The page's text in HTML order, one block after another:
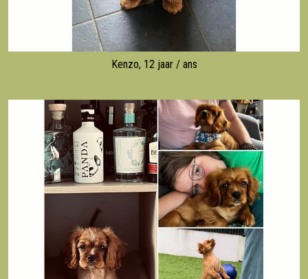
Kenzo, 12 jaar / ans